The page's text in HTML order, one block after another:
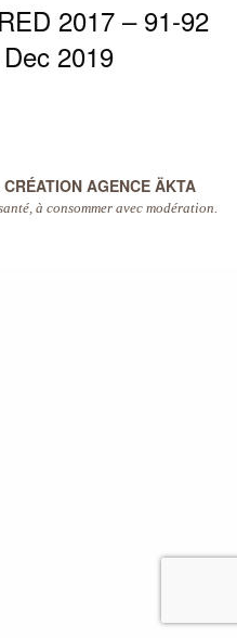
2017 – 91-92
2019
CRÉATION AGENCE ÄKTA
à consommer avec modération.